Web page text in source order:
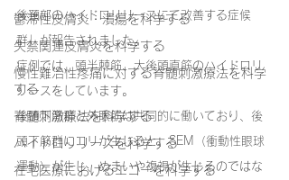
鬱滞性皮膚炎・潰瘍を科学する
失禁関連皮膚炎を科学する
慢性難治性疼痛に対する脊髄刺激療法を科学
する
脊髄刺激療法を科学する
ハイドロリリースを科学する
在宅医療におけるエコーを科学する
後頚部のハイドロリリースにて改善する症候
群」が報告されました。
症例では、頭半棘筋、大後頭直筋のハイドロリ
リースをしています。
後頭下筋群と外眼筋は共同的に働いており、後
頭下筋群にコリが生じると、SEM（衝動性眼球
運動）が生じ、めまいや複視が生じるのではな